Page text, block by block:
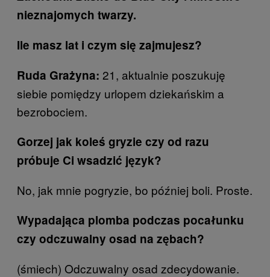
nieznajomych twarzy.
Ile masz lat i czym się zajmujesz?
Ruda Grażyna: 21, aktualnie poszukuję
siebie pomiędzy urlopem dziekańskim a
bezrobociem.
Gorzej jak koleś gryzie czy od razu
próbuje Ci wsadzić język?
No, jak mnie pogryzie, bo później boli. Proste.
Wypadająca plomba podczas pocałunku
czy odczuwalny osad na zębach?
(śmiech) Odczuwalny osad zdecydowanie.